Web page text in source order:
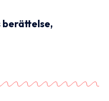
berättelse,